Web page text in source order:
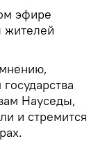
эфире
жителей
Науседы,
и стремится